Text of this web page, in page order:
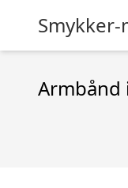
Armbånd